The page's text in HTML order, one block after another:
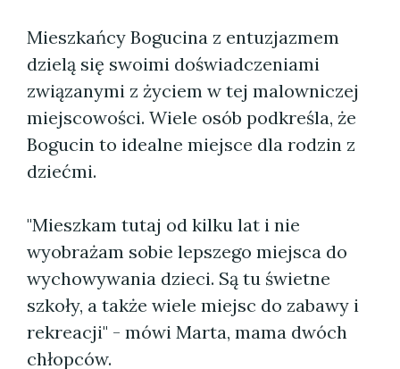
Mieszkańcy Bogucina z entuzjazmem
dzielą się swoimi doświadczeniami
związanymi z życiem w tej malowniczej
miejscowości. Wiele osób podkreśla, że
Bogucin to idealne miejsce dla rodzin z
dziećmi.
"Mieszkam tutaj od kilku lat i nie
wyobrażam sobie lepszego miejsca do
wychowywania dzieci. Są tu świetne
szkoły, a także wiele miejsc do zabawy i
rekreacji" - mówi Marta, mama dwóch
chłopców.